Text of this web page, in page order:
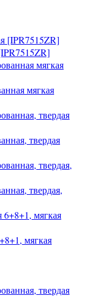
мягкая
твердая
твердая,
мягкая